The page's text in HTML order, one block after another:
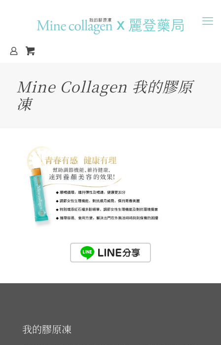
Mine Collagen 我的膠原
凍
我的膠原凍